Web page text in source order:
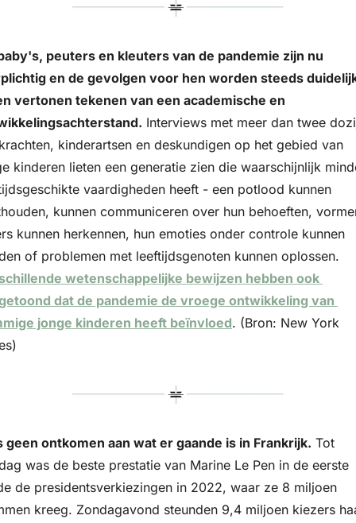
peuters en kleuters van de pandemie zijn nu
en de gevolgen voor hen worden steeds
vertonen tekenen van een academische en
Interviews met meer dan twee
kinderartsen en deskundigen op het gebied van
kinderen lieten een generatie zien die waarschijnlijk
vaardigheden heeft - een potlood kunnen
kunnen communiceren over hun behoeften,
kunnen herkennen, hun emoties onder controle kunnen
wetenschappelijke bewijzen hebben ook
dat de pandemie de vroege ontwikkeling van
jonge kinderen heeft beïnvloed. (Bron: New York
geen ontkomen aan wat er gaande is in Frankrijk. Tot
was de beste prestatie van Marine Le Pen in de eerste
de presidentsverkiezingen in 2022, waar ze 8 miljoen
kreeg. Zondagavond steunden 9,4 miljoen kiezers